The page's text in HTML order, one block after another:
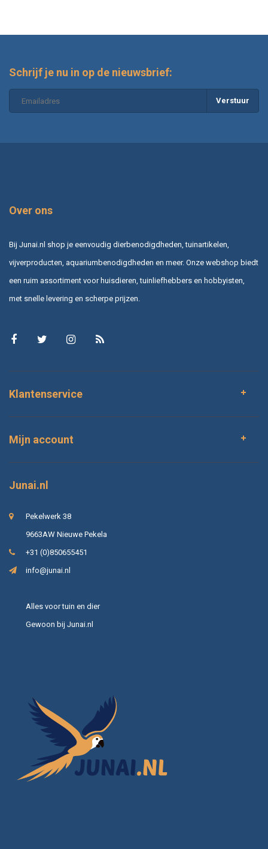
Schrijf je nu in op de nieuwsbrief:
Verstuur
Over ons
Bij Junai.nl shop je eenvoudig dierbenodigdheden, tuinartikelen,
vijverproducten, aquariumbenodigdheden en meer. Onze webshop biedt
een ruim assortiment voor huisdieren, tuinliefhebbers en hobbyisten,
met snelle levering en scherpe prijzen.
Klantenservice
Mijn account
Junai.nl
Pekelwerk 38
9663AW Nieuwe Pekela
+31 (0)850655451
info@junai.nl
Alles voor tuin en dier
Gewoon bij Junai.nl